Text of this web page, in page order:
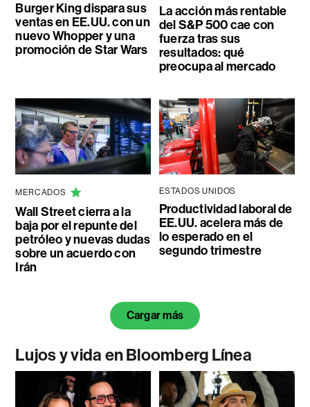
Burger King dispara sus
ventas en EE.UU. con un
nuevo Whopper y una
promoción de Star Wars
La acción más rentable
del S&P 500 cae con
fuerza tras sus
resultados: qué
preocupa al mercado
MERCADOS
Wall Street cierra a la
baja por el repunte del
petróleo y nuevas dudas
sobre un acuerdo con
Irán
ESTADOS UNIDOS
Productividad laboral de
EE.UU. acelera más de
lo esperado en el
segundo trimestre
Cargar más
Lujos y vida en Bloomberg Línea